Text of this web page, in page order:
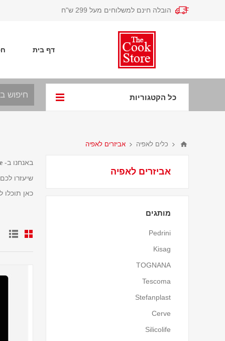
הובלה חינם למשלוחים מעל 299 ש"ח
דף בית
כל הקטגוריות
כלים לאפיה אביזרים לאפיה
באנחנו ב-
שיעזרו
כאן תוכלו
אביזרים לאפיה
מותגים
Pedrini
Kisag
TOGNANA
Tescoma
Stefanplast
Cerve
Silicolife